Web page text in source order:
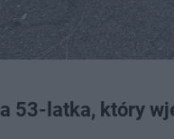
53-latka, który